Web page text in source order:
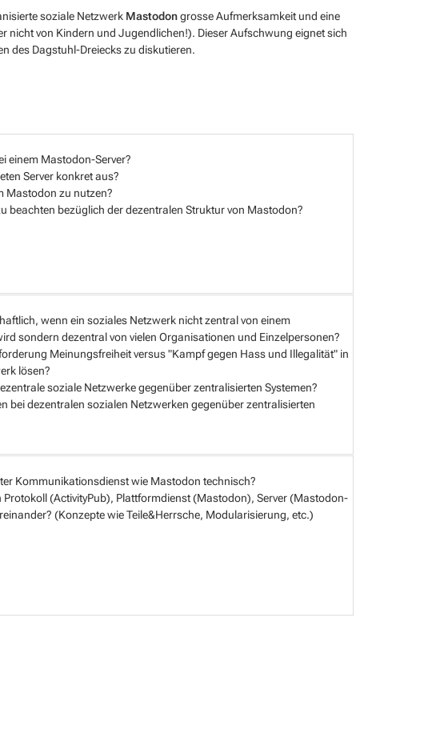
soziale Netzwerk Mastodongrosse Aufmerksamkeit und eine
nicht von Kindern und Jugendlichen!). Dieser Aufschwung eignet sich
des Dagstuhl-Dreiecks zu diskutieren.
einem Mastodon-Server?
Server konkret aus?
Mastodon zu nutzen?
beachten bezüglich der dezentralen Struktur von Mastodon?
wenn ein soziales Netzwerk nicht zentral von einem
sondern dezentral von vielen Organisationen und Einzelpersonen?
Meinungsfreiheit versus "Kampf gegen Hass und Illegalität" in
lösen?
soziale Netzwerke gegenüber zentralisierten Systemen?
bei dezentralen sozialen Netzwerken gegenüber zentralisierten
Kommunikationsdienst wie Mastodon technisch?
Protokoll (ActivityPub), Plattformdienst (Mastodon), Server (Mastodon-
(Konzepte wie Teile&Herrsche, Modularisierung, etc.)